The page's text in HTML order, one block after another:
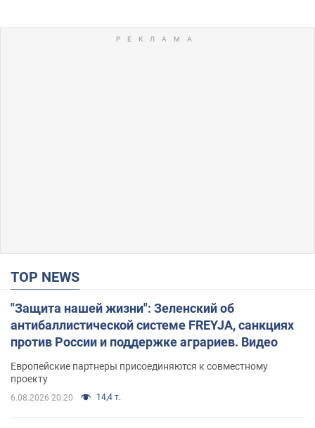
TOP NEWS
"Защита нашей жизни": Зеленский об
антибаллистической системе FREYJA, санкциях
против России и поддержке аграриев. Видео
Европейские партнеры присоединяются к совместному
проекту
6.08.2026 20:20 14,4 т.